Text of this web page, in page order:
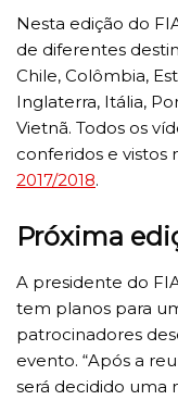
Nesta edição do
de diferentes
Chile, Colômbia,
Inglaterra, Itália,
Vietnã. Todos os
conferidos e vistos
2017/2018.
Próxima
A presidente do
tem planos para
patrocinadores
evento. “Após a
será decidido uma